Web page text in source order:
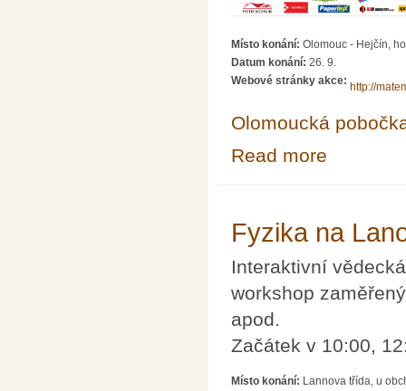
Místo konání: Olomouc - Hejčín,
Datum konání: 26. 9.
Webové stránky akce:
http://
Olomoucká
Read more
Fyzika na
Interaktivní
workshop
apod.
Začátek v 10:00,
Místo konání: Lannova třída, u